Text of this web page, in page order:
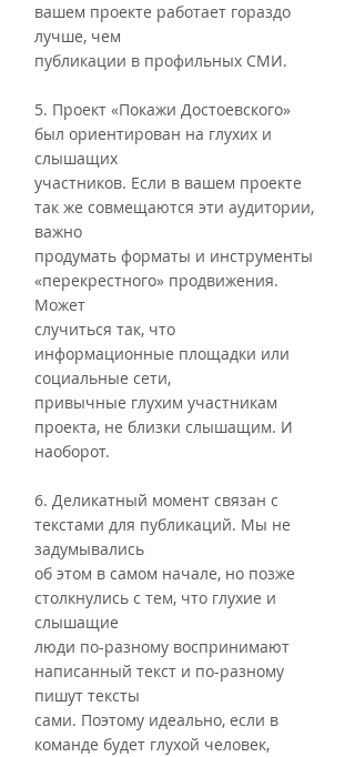
вашем проекте работает гораздо
лучше, чем
публикации в профильных СМИ.
5. Проект «Покажи Достоевского»
был ориентирован на глухих и
слышащих
участников. Если в вашем проекте
так же совмещаются эти аудитории,
важно
продумать форматы и инструменты
«перекрестного» продвижения.
Может
случиться так, что
информационные площадки или
социальные сети,
привычные глухим участникам
проекта, не близки слышащим. И
наоборот.
6. Деликатный момент связан с
текстами для публикаций. Мы не
задумывались
об этом в самом начале, но позже
столкнулись с тем, что глухие и
слышащие
люди по-разному воспринимают
написанный текст и по-разному
пишут тексты
сами. Поэтому идеально, если в
команде будет глухой человек,